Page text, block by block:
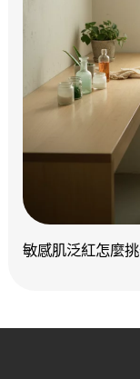
敏感肌泛紅怎麼